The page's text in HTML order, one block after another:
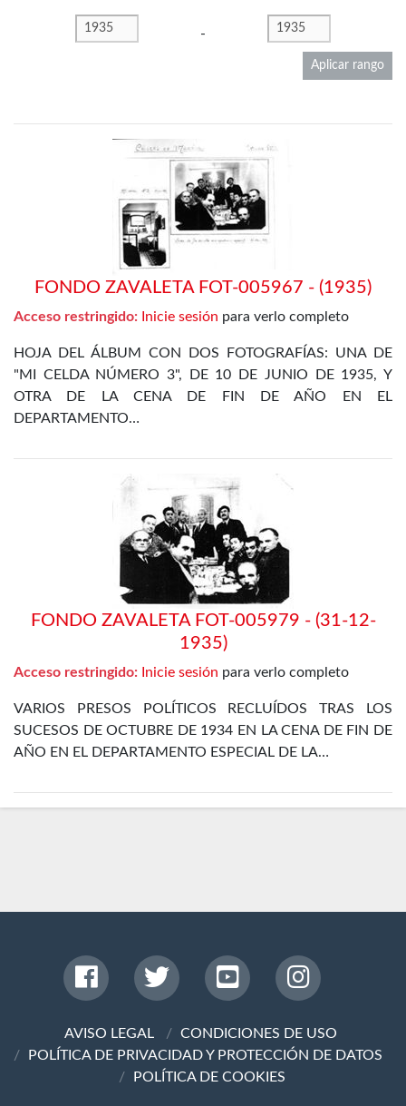
-
Aplicar rango
FONDO ZAVALETA FOT-005967 - (1935)
Acceso restringido: Inicie sesión para verlo completo
HOJA DEL ÁLBUM CON DOS FOTOGRAFÍAS: UNA DE
"MI CELDA NÚMERO 3", DE 10 DE JUNIO DE 1935, Y
OTRA DE LA CENA DE FIN DE AÑO EN EL
DEPARTAMENTO…
FONDO ZAVALETA FOT-005979 - (31-12-
1935)
Acceso restringido: Inicie sesión para verlo completo
VARIOS PRESOS POLÍTICOS RECLUÍDOS TRAS LOS
SUCESOS DE OCTUBRE DE 1934 EN LA CENA DE FIN DE
AÑO EN EL DEPARTAMENTO ESPECIAL DE LA…
AVISO LEGAL
CONDICIONES DE USO
POLÍTICA DE PRIVACIDAD Y PROTECCIÓN DE DATOS
POLÍTICA DE COOKIES